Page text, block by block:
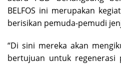
BELFOS ini merupakan
berisikan pemuda-pemudi
“Di sini mereka akan
bertujuan untuk regenerasi